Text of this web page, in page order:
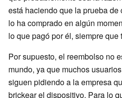
está haciendo que la prueba
lo ha comprado en algún
lo que pagó por él, siempre que
Por supuesto, el reembolso no
mundo, ya que muchos
siguen pidiendo a la empresa
brickear el dispositivo. Para lo